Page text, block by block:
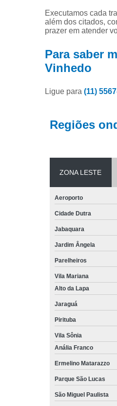
Executamos cada
além dos citados,
prazer em atender
Para saber
Vinhedo
Ligue para (11)
Regiões
ZONA LESTE
Aeroporto
Cidade Dutra
Jabaquara
Jardim Ângela
Parelheiros
Vila Mariana
Alto da Lapa
Jaraguá
Pirituba
Vila Sônia
Anália Franco
Ermelino Matarazzo
Parque São Lucas
São Miguel Paulista